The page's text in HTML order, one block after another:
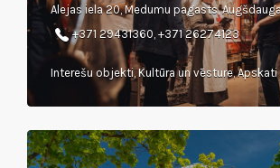
+371 29431360, +371 26274123
Interešu objekti, Kultūra un vēsture, Apskati